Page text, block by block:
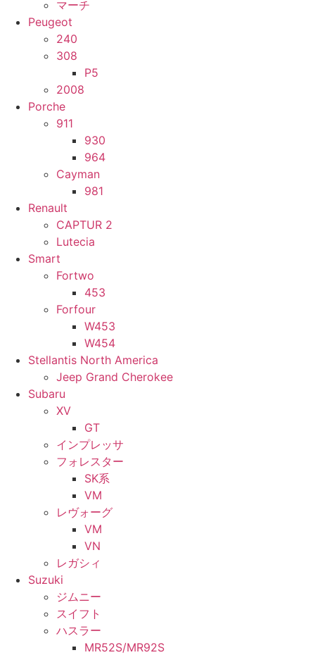
マーチ
Peugeot
240
308
P5
2008
Porche
911
930
964
Cayman
981
Renault
CAPTUR 2
Lutecia
Smart
Fortwo
453
Forfour
W453
W454
Stellantis North America
Jeep Grand Cherokee
Subaru
XV
GT
インプレッサ
フォレスター
SK系
VM
レヴォーグ
VM
VN
レガシィ
Suzuki
ジムニー
スイフト
ハスラー
MR52S/MR92S